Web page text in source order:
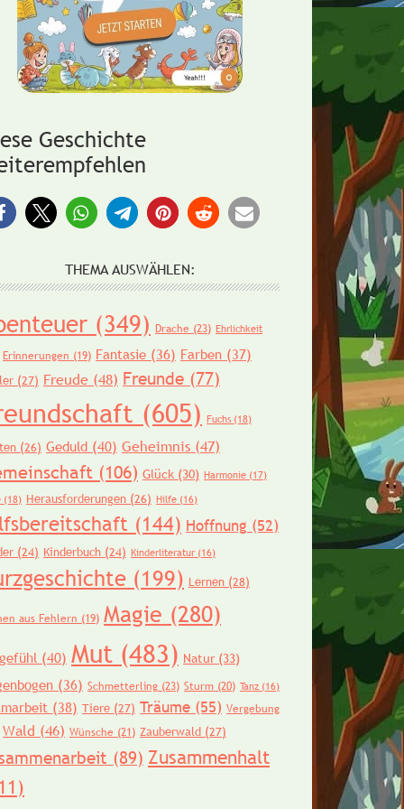
Geschichte
THEMA AUSWÄHLEN:
(349) Drache (23) Ehrlichkeit
Erinnerungen (19) Fantasie (36) Farben (37)
(27) Freude (48) Freunde (77)
(605) Fuchs (18)
(26) Geduld (40) Geheimnis (47)
(106) Glück (30) Harmonie (17)
(18) Herausforderungen (26) Hilfe (16)
(144) Hoffnung (52)
(24) Kinderbuch (24) Kinderliteratur (16)
(199) Lernen (28)
aus Fehlern (19) Magie (280)
(40) Mut (483) Natur(33)
(36) Schmetterling (23) Sturm (20) Tanz (16)
(38) Tiere (27) Träume (55) Vergebung
Wald (46) Wünsche (21) Zauberwald (27)
(89) Zusammenhalt